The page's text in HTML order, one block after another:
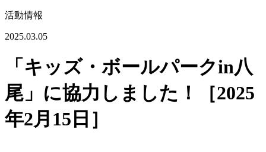
活動情報
2025.03.05
「キッズ・ボールパークin八
尾」に協力しました！［2025
年2月15日］